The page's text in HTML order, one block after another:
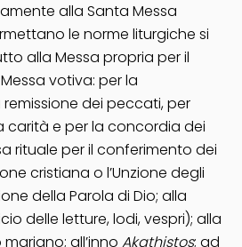
alla Santa Messa
le norme liturgiche si
alla Messa propria per il
votiva: per la
dei peccati, per
carità e per la concordia dei
rituale per il conferimento dei
cristiana o l’Unzione degli
della Parola di Dio; alla
delle letture, lodi, vespri); alla
mariano; all’inno Akathistos; ad